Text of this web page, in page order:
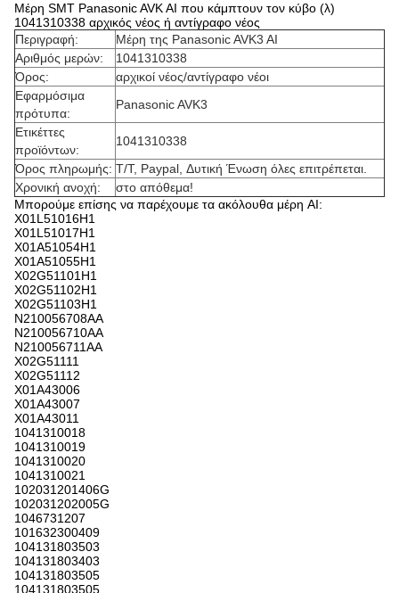
Μέρη SMT Panasonic AVK AI που κάμπτουν τον κύβο (λ)
1041310338 αρχικός νέος ή αντίγραφο νέος
Περιγραφή:
Μέρη της Panasonic AVK3 AI
Αριθμός μερών:
1041310338
Όρος:
αρχικοί νέος/αντίγραφο νέοι
Εφαρμόσιμα
πρότυπα:
Panasonic AVK3
Ετικέττες
προϊόντων:
1041310338
Όρος πληρωμής: T/T, Paypal, Δυτική Ένωση όλες επιτρέπεται.
Χρονική ανοχή:
στο απόθεμα!
Μπορούμε επίσης να παρέχουμε τα ακόλουθα μέρη AI:
X01L51016H1
X01L51017H1
X01A51054H1
X01A51055H1
X02G51101H1
X02G51102H1
X02G51103H1
N210056708AA
N210056710AA
N210056711AA
X02G51111
X02G51112
X01A43006
X01A43007
X01A43011
1041310018
1041310019
1041310020
1041310021
102031201406G
102031202005G
1046731207
101632300409
104131803503
104131803403
104131803505
104131803505